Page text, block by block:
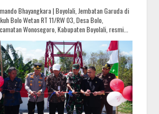
Bhayangkara | Boyolali, Jembatan Garuda di
Bolo Wetan RT 11/RW 03, Desa Bolo,
Wonosegoro, Kabupaten Boyolali, resmi...